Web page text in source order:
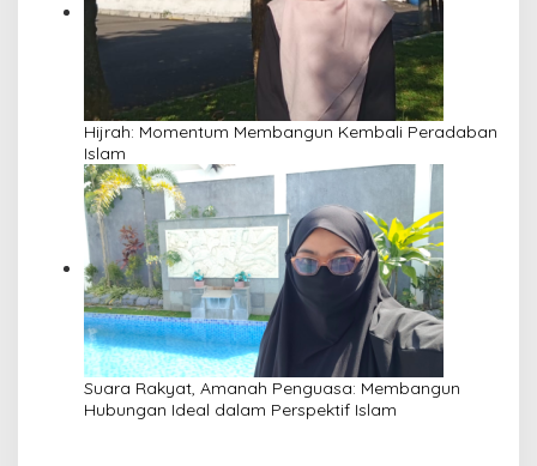
Hijrah: Momentum Membangun Kembali Peradaban
Islam
Suara Rakyat, Amanah Penguasa: Membangun
Hubungan Ideal dalam Perspektif Islam